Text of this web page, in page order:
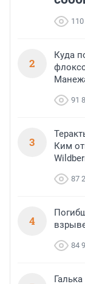
2
Куда
91
3
Ким
87
4
84